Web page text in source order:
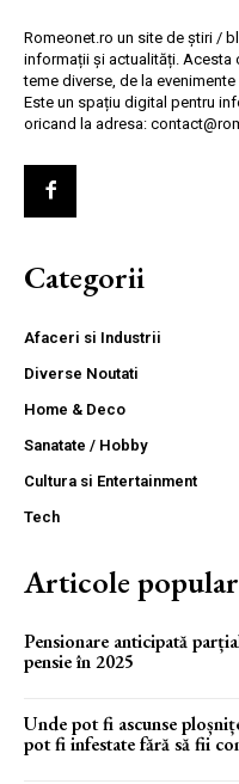
Romeonet.ro un site de știri /
informații și actualități. Acesta
teme diverse, de la
Este un spațiu digital pentru
oricand la adresa:
Categorii
Afaceri si Industrii
Diverse Noutati
Home & Deco
Sanatate / Hobby
Cultura si Entertainment
Tech
Articole
Pensionare anticipată
pensie în 2025
Unde pot fi ascunse
pot fi infestate fără să fii